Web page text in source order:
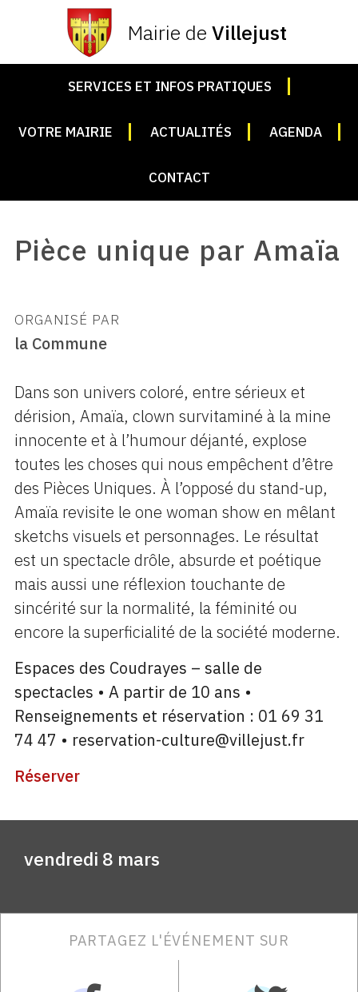
Mairie de Villejust
SERVICES ET INFOS PRATIQUES
VOTRE MAIRIE ACTUALITÉS AGENDA
CONTACT
Pièce unique par Amaïa
ORGANISÉ PAR
la Commune
Dans son univers coloré, entre sérieux et
dérision, Amaïa, clown survitaminé à la mine
innocente et à l’humour déjanté, explose
toutes les choses qui nous empêchent d’être
des Pièces Uniques. À l’opposé du stand-up,
Amaïa revisite le one woman show en mêlant
sketchs visuels et personnages. Le résultat
est un spectacle drôle, absurde et poétique
mais aussi une réflexion touchante de
sincérité sur la normalité, la féminité ou
encore la superficialité de la société moderne.
Espaces des Coudrayes – salle de
spectacles • A partir de 10 ans •
Renseignements et réservation : 01 69 31
74 47 • reservation-culture@villejust.fr
Réserver
vendredi 8 mars
PARTAGEZ L'ÉVÉNEMENT SUR